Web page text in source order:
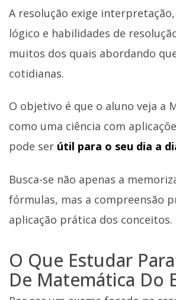
A resolução exige
lógico e habilidades de
muitos dos quais abordando
cotidianas.
O objetivo é que o aluno veja a
como uma ciência com
pode ser útil para o seu dia a
Busca-se não apenas a
fórmulas, mas a compreensão
aplicação prática dos conceitos.
O Que Estudar
De Matemática Do